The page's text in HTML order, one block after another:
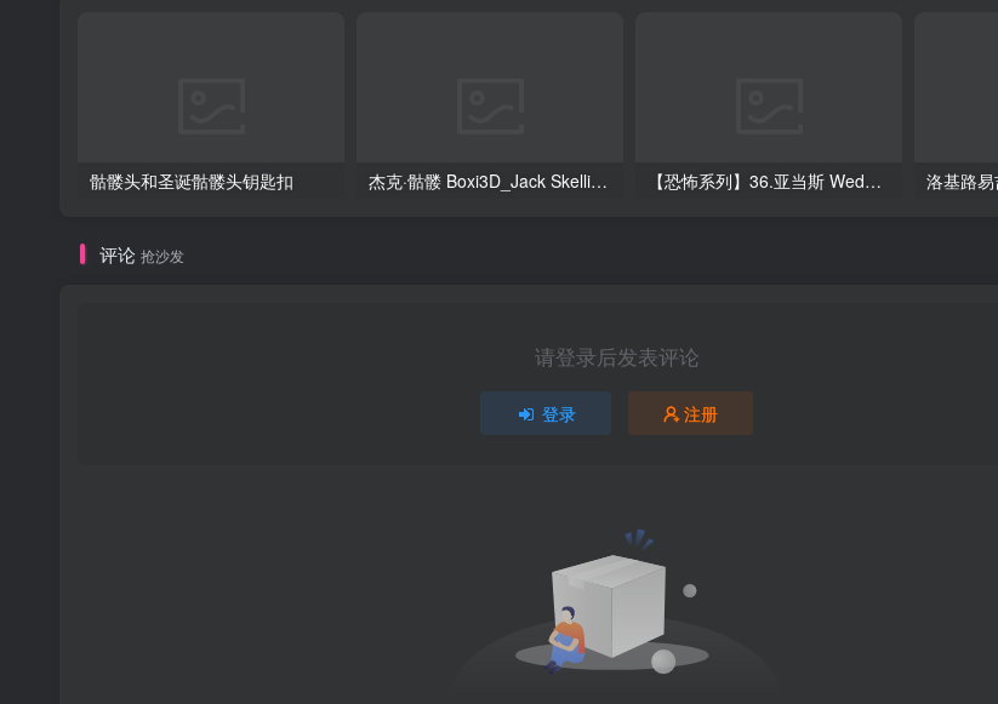
骷髅头和圣诞骷髅头钥匙扣 杰克·骷髅 Boxi3D_Jack Skellington 【恐怖系列】36.亚当斯 Wednesday Creepy Doll Updated 9-22
评论 抢沙发
请登录后发表评论
登录 注册